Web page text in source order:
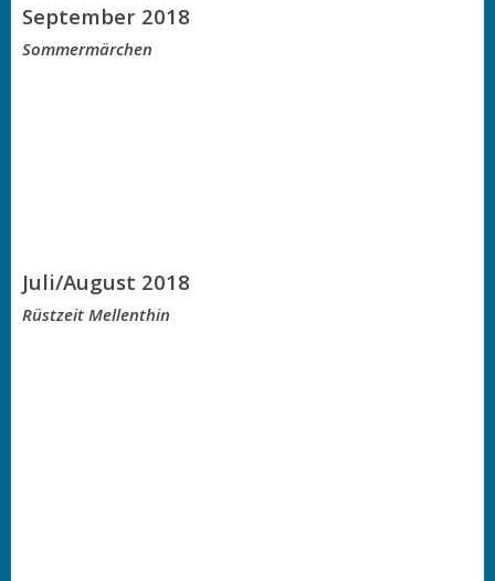
September 2018
Sommermärchen
Juli/August 2018
Rüstzeit Mellenthin